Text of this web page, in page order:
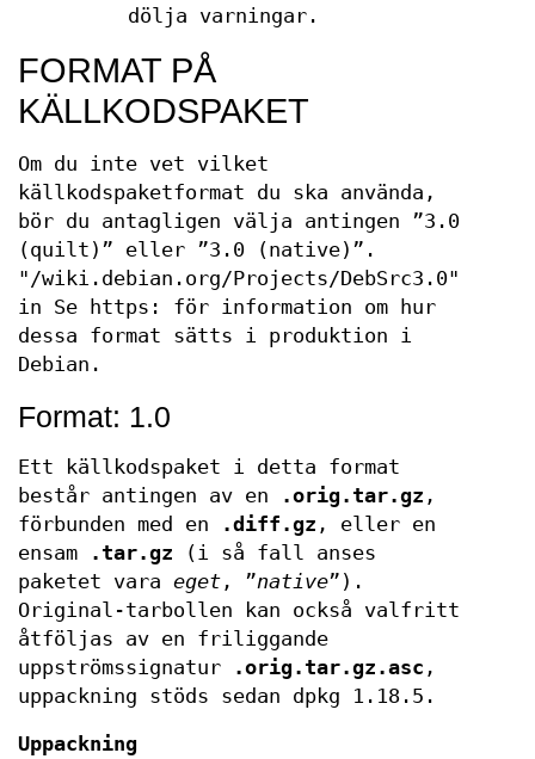
dölja varningar.
FORMAT PÅ
KÄLLKODSPAKET
Om du inte vet vilket
källkodspaketformat du ska använda,
bör du antagligen välja antingen ”3.0
(quilt)” eller ”3.0 (native)”.
"/wiki.debian.org/Projects/DebSrc3.0"
in Se https: för information om hur
dessa format sätts i produktion i
Debian.
Format: 1.0
Ett källkodspaket i detta format
består antingen av en
.orig.tar.gz ,
förbunden med en
.diff.gz , eller en
ensam
.tar.gz (i så fall anses
paketet vara eget , ”native”).
Original-tarbollen kan också valfritt
åtföljas av en friliggande
uppströmssignatur
.orig.tar.gz.asc ,
uppackning stöds sedan dpkg 1.18.5.
Uppackning